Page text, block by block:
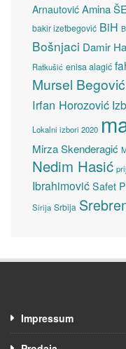
Arnautović Amina
bakir izetbegović BiH
Bošnjaci Damir
Ratkušić enisa alagić
Mursel Begović
Irfan Horozović
Lokalni izbori 2020
Mirza Skenderagić
Nedim Hasić
Ibrahimović Safet
Sirija Srbija
Impressum